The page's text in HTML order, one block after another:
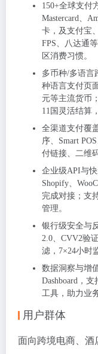
150+全球支付
Mastercard、
卡，及支付宝
FPS、八达通
区消费习惯。
多币种/多语言
种语言支付页
元等主流货币
11国 灵活结算
全渠道支付覆
序、Smart
付链接、二维
企业级API与
Shopify、
完成对接 ；支
管理。
银行级安全与
2.0、 CVV2验
滤 ， 7×24小时
数据洞察与增
Dashboard ，支
工具，助力业
用户群体
面向跨境电商、酒